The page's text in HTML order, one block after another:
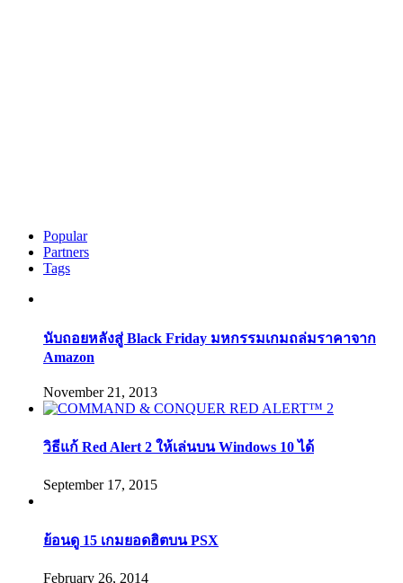
Popular
Partners
Tags
นับถอยหลังสู่ Black Friday มหกรรมเกมถล่มราคาจาก
Amazon
November 21, 2013
วิธีแก้ Red Alert 2 ให้เล่นบน Windows 10 ได้
September 17, 2015
ย้อนดู 15 เกมยอดฮิตบน PSX
February 26, 2014